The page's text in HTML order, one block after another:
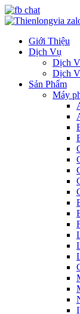
Giới Thiệu
Dịch Vụ
Dịch
Dịch
Sản Phẩm
Máy